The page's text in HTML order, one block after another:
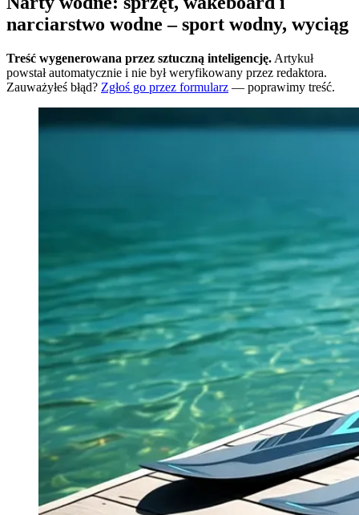
narciarstwo wodne – sport wodny, wyciąg
Treść wygenerowana przez sztuczną inteligencję. Artykuł
powstał automatycznie i nie był weryfikowany przez redaktora.
Zauważyłeś błąd? Zgłoś go przez formularz — poprawimy treść.